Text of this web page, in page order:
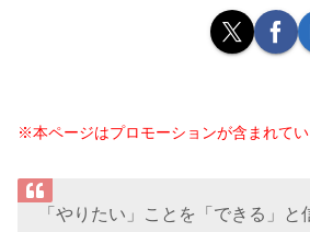
※本ページはプロモーションが含まれて
「やりたい」ことを「できる」と